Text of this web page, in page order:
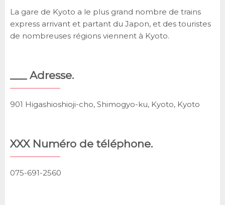
La gare de Kyoto a le plus grand nombre de trains
express arrivant et partant du Japon, et des touristes
de nombreuses régions viennent à Kyoto.
___ Adresse.
901 Higashioshioji-cho, Shimogyo-ku, Kyoto, Kyoto
XXX Numéro de téléphone.
075-691-2560